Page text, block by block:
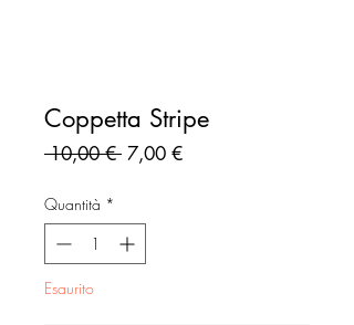
Coppetta Stripe
10,00 € Prezzo
7,00 €Prezzo
Quantità *
Esaurito